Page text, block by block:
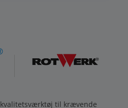
til krævende